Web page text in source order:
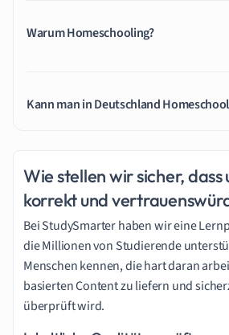
Warum Homeschooling?
Kann man in Deutschland
Wie stellen wir sicher,
korrekt und
Bei StudySmarter haben wir eine
die Millionen von Studierende
Menschen kennen, die hart daran
basierten Content zu liefern und
überprüft wird.